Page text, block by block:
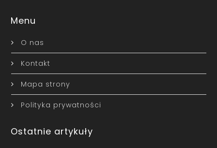
Menu
O nas
Kontakt
Mapa strony
Polityka prywatności
Ostatnie artykuły